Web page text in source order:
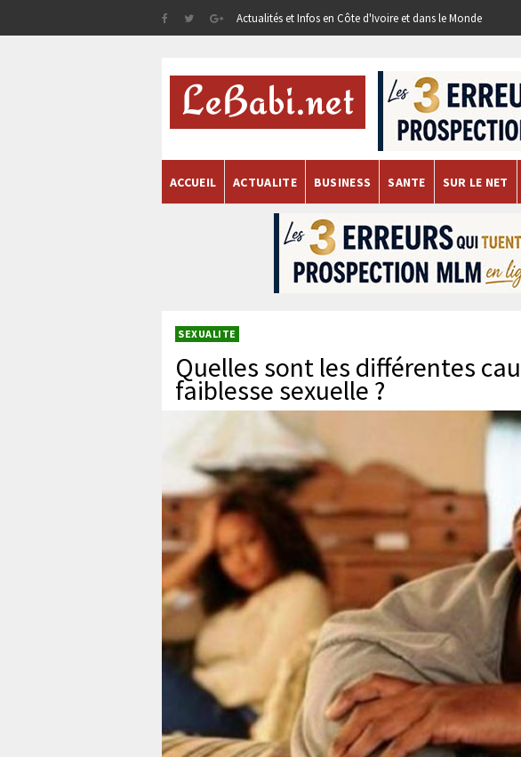
Actualités et Infos en Côte d'Ivoire et dans le Monde
ACCUEIL ACTUALITE BUSINESS SANTE SUR LE NET
SEXUALITE
Quelles sont les différentes
faiblesse sexuelle ?